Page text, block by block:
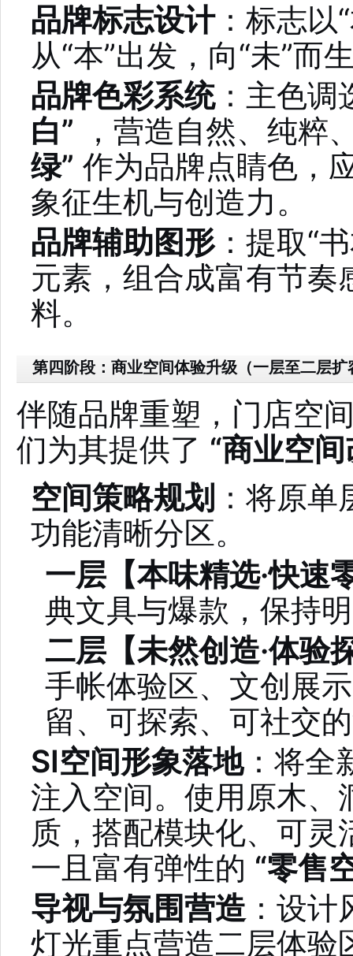
品牌标志设计：标志以
从“本”出发，向“未”而
品牌色彩系统：主色调
白” ，营造自然、纯粹
绿” 作为品牌点睛色，
象征生机与创造力。
品牌辅助图形：提取“
元素，组合成富有节
料。
第四阶段：商业空间体验升级（一层至二层扩
伴随品牌重塑，门店空
们为其提供了 “商业空
空间策略规划 ：将原
功能清晰分区。
一层【本味精选·快速
典文具与爆款，保持
二层【未然创造·体验
手帐体验区、文创展
留、可探索、可社交
SI空间形象落地：将全
注入空间。使用原木、
质，搭配模块化、可
一且富有弹性的 “零售
导视与氛围营造 ：设
灯光重点营造二层体验